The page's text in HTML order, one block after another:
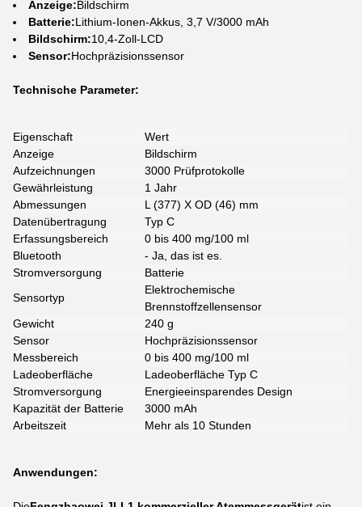
Anzeige:Bildschirm
Batterie:Lithium-Ionen-Akkus, 3,7 V/3000 mAh
Bildschirm:10,4-Zoll-LCD
Sensor:Hochpräzisionssensor
Technische Parameter:
Eigenschaft
Wert
Anzeige
Bildschirm
Aufzeichnungen
3000 Prüfprotokolle
Gewährleistung
1 Jahr
Abmessungen
L (377) X OD (46) mm
Datenübertragung
Typ C
Erfassungsbereich
0 bis 400 mg/100 ml
Bluetooth
- Ja, das ist es.
Stromversorgung
Batterie
Sensortyp
Elektrochemische
Brennstoffzellensensor
Gewicht
240 g
Sensor
Hochpräzisionssensor
Messbereich
0 bis 400 mg/100 ml
Ladeoberfläche
Ladeoberfläche Typ C
Stromversorgung
Energieeinsparendes Design
Kapazität der Batterie
3000 mAh
Arbeitszeit
Mehr als 10 Stunden
Anwendungen: